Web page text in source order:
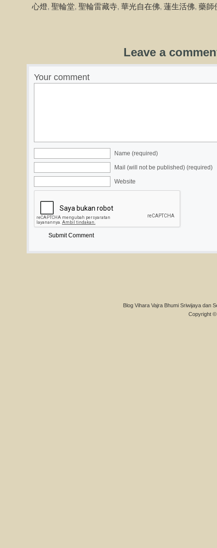
心燈, 聖輪堂, 聖輪雷藏寺, 華光自在佛, 蓮生活佛, 藥師
Leave a
Your comment
Name (required)
Mail (will not be published) (required)
Website
Blog Vihara Vajra Bhumi Sriwijaya dan
Copyright ©